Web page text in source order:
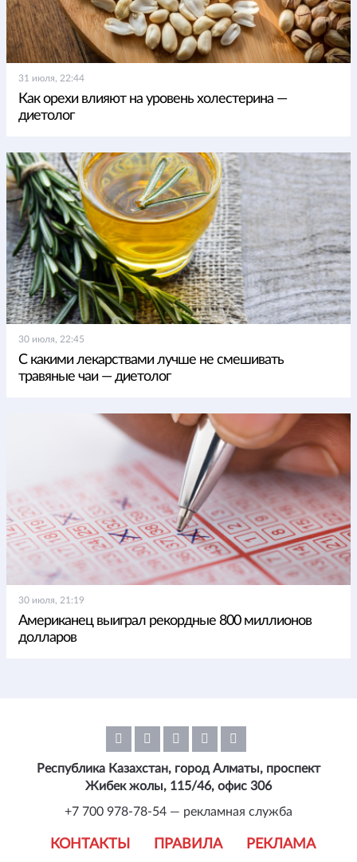
31 июля, 22:44
Как орехи влияют на уровень холестерина —
диетолог
30 июля, 22:45
С какими лекарствами лучше не смешивать
травяные чаи — диетолог
30 июля, 21:19
Американец выиграл рекордные 800 миллионов
долларов
КОНТАКТЫ ПРАВИЛА РЕКЛАМА
Республика Казахстан, город Алматы, проспект
Жибек жолы, 115/46, офис 306
+7 700 978-78-54 — рекламная служба